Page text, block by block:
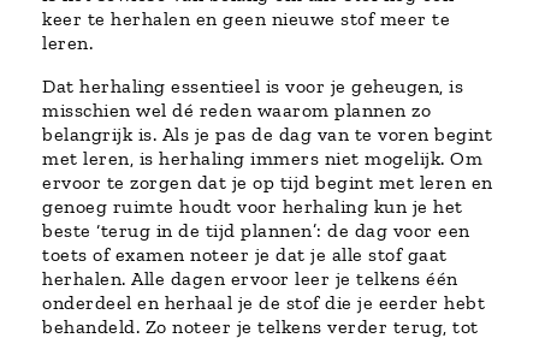
keer te herhalen en geen nieuwe stof meer te
leren.
Dat herhaling essentieel is voor je geheugen, is
misschien wel dé reden waarom plannen zo
belangrijk is. Als je pas de dag van te voren begint
met leren, is herhaling immers niet mogelijk. Om
ervoor te zorgen dat je op tijd begint met leren en
genoeg ruimte houdt voor herhaling kun je het
beste ‘terug in de tijd plannen’: de dag voor een
toets of examen noteer je dat je alle stof gaat
herhalen. Alle dagen ervoor leer je telkens één
onderdeel en herhaal je de stof die je eerder hebt
behandeld. Zo noteer je telkens verder terug, tot